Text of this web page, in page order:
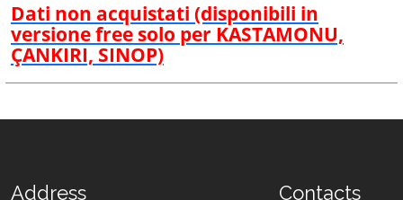
Dati non acquistati (disponibili in
versione free solo per KASTAMONU,
ÇANKIRI, SINOP)
Address Contacts